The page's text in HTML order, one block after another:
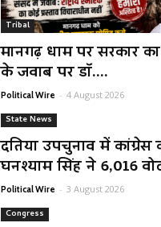
Tribal
मानगढ़ धाम पर सरकार
के जवाब पर डॉ....
Political Wire - 4 August 2026
State News
दतिया उपचुनाव में कांग्रेस
घनश्याम सिंह ने 6,016
Political Wire - 3 August 2026
Congress